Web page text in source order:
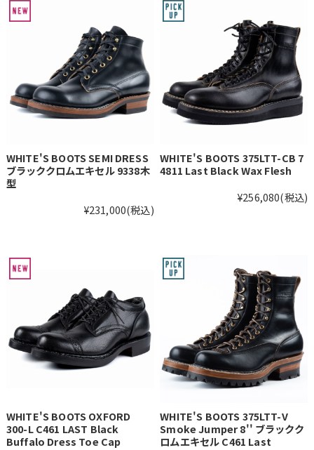
WHITE'S BOOTS SEMI DRESS
ブラッククロムエキセル 9338木
型
¥231,000(税込)
WHITE'S BOOTS 375LTT-CB 7
4811 Last Black Wax Flesh
¥256,080(税込)
WHITE'S BOOTS OXFORD
300-L C461 LAST Black
Buffalo Dress Toe Cap
WHITE'S BOOTS 375LTT-V
Smoke Jumper 8'' ブラックク
ロムエキセル C461 Last